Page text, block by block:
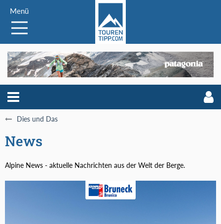
Menü
Dies und Das
News
Alpine News - aktuelle Nachrichten aus der Welt der Berge.